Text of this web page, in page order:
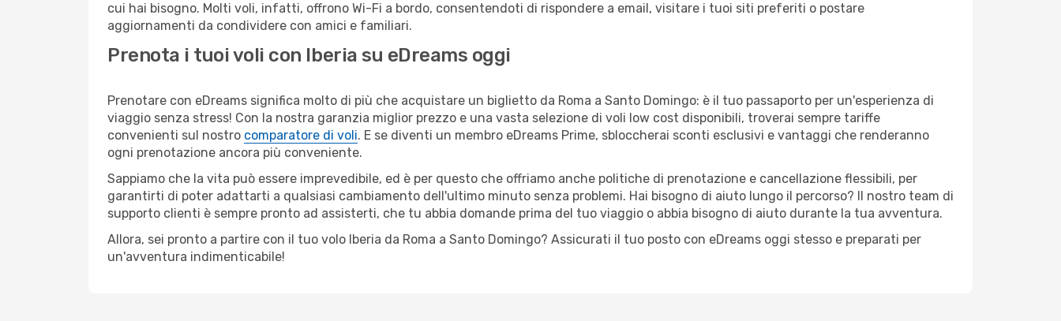
cui hai bisogno. Molti voli, infatti, offrono Wi-Fi a bordo, consentendoti di rispondere a email, visitare i tuoi siti preferiti o postare
aggiornamenti da condividere con amici e familiari.
Prenota i tuoi voli con Iberia su eDreams oggi
Prenotare con eDreams significa molto di più che acquistare un biglietto da Roma a Santo Domingo: è il tuo passaporto per un'esperienza di
viaggio senza stress! Con la nostra garanzia miglior prezzo e una vasta selezione di voli low cost disponibili, troverai sempre tariffe
convenienti sul nostro comparatore di voli. E se diventi un membro eDreams Prime, sbloccherai sconti esclusivi e vantaggi che renderanno
ogni prenotazione ancora più conveniente.
Sappiamo che la vita può essere imprevedibile, ed è per questo che offriamo anche politiche di prenotazione e cancellazione flessibili, per
garantirti di poter adattarti a qualsiasi cambiamento dell'ultimo minuto senza problemi. Hai bisogno di aiuto lungo il percorso? Il nostro team di
supporto clienti è sempre pronto ad assisterti, che tu abbia domande prima del tuo viaggio o abbia bisogno di aiuto durante la tua avventura.
Allora, sei pronto a partire con il tuo volo Iberia da Roma a Santo Domingo? Assicurati il tuo posto con eDreams oggi stesso e preparati per
un'avventura indimenticabile!